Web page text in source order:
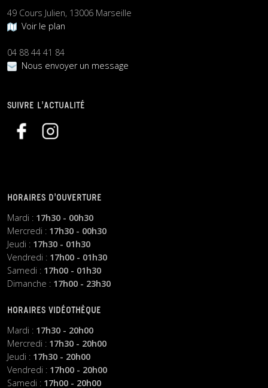
49 Cours Julien, 13006 Marseille
Voir le plan
04 88 44 41 84
Nous envoyer un message
SUIVRE L’ACTUALITÉ
HORAIRES D’OUVERTURE
Mardi : 17h30 - 00h30
Mercredi : 17h30 - 00h30
Jeudi : 17h30 - 01h30
Vendredi : 17h00 - 01h30
Samedi : 17h00 - 01h30
Dimanche : 17h00 - 23h30
HORAIRES VIDÉOTHÈQUE
Mardi : 17h30 - 20h00
Mercredi : 17h30 - 20h00
Jeudi : 17h30 - 20h00
Vendredi : 17h00 - 20h00
Samedi : 17h00 - 20h00